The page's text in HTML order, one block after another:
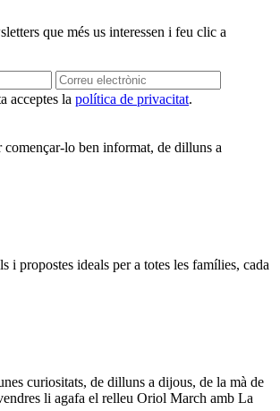
que més us interessen i feu clic a
acceptes la política de privacitat.
començar-lo ben informat, de dilluns a
i propostes ideals per a totes les famílies, cada
curiositats, de dilluns a dijous, de la mà de
li agafa el relleu Oriol March amb La